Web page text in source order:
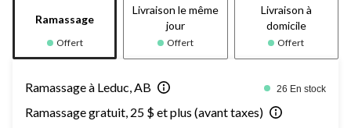
Ramassage
Offert
Livraison le même
jour
Offert
Livraison à
domicile
Offert
Ramassage à Leduc, AB 26 En stock
Ramassage gratuit, 25 $ et plus (avant taxes)